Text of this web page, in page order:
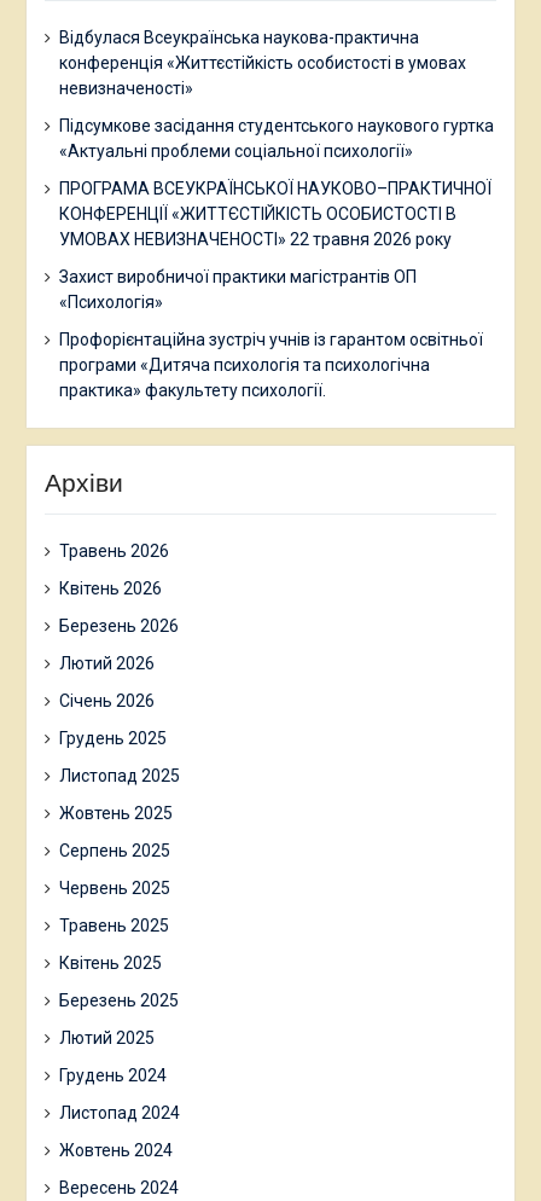
Відбулася Всеукраїнська наукова-практична
конференція «Життєстійкість особистості в умовах
невизначеності»
Підсумкове засідання студентського наукового гуртка
«Актуальні проблеми соціальної психології»
ПРОГРАМА ВСЕУКРАЇНСЬКОЇ НАУКОВО–ПРАКТИЧНОЇ
КОНФЕРЕНЦІЇ «ЖИТТЄСТІЙКІСТЬ ОСОБИСТОСТІ В
УМОВАХ НЕВИЗНАЧЕНОСТІ» 22 травня 2026 року
Захист виробничої практики магістрантів ОП
«Психологія»
Профорієнтаційна зустріч учнів із гарантом освітньої
програми «Дитяча психологія та психологічна
практика» факультету психології.
Архіви
Травень 2026
Квітень 2026
Березень 2026
Лютий 2026
Січень 2026
Грудень 2025
Листопад 2025
Жовтень 2025
Серпень 2025
Червень 2025
Травень 2025
Квітень 2025
Березень 2025
Лютий 2025
Грудень 2024
Листопад 2024
Жовтень 2024
Вересень 2024